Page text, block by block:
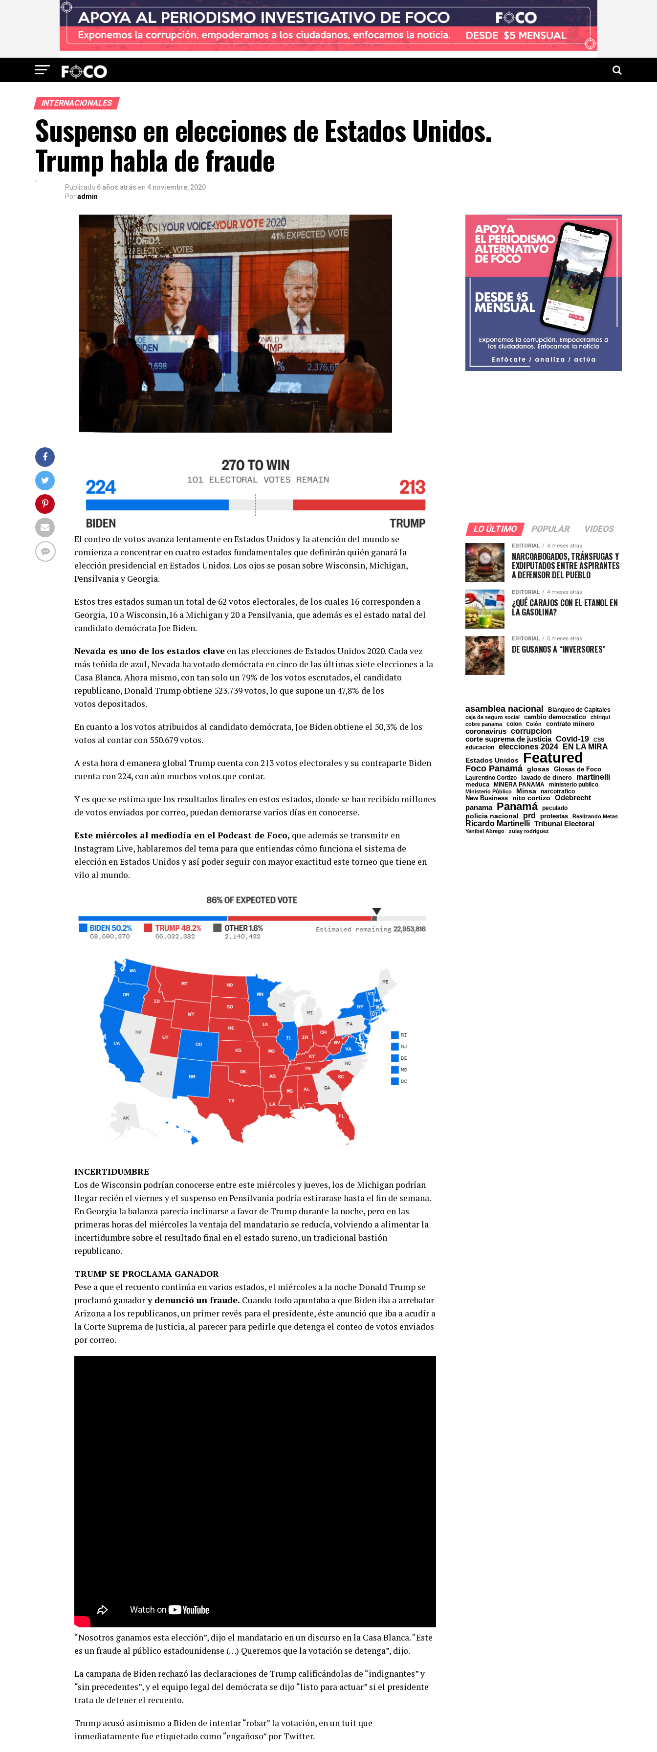
INTERNACIONALES
Suspenso en elecciones de Estados Unidos.
Trump habla de fraude
Publicado 6 años atrás en 4 noviembre, 2020
Poradmin
El conteo de votos avanza lentamente en Estados Unidos y la atención del mundo se
comienza a concentrar en cuatro estados fundamentales que definirán quién ganará la
elección presidencial en Estados Unidos. Los ojos se posan sobre Wisconsin, Michigan,
Pensilvania y Georgia.
Estos tres estados suman un total de 62 votos electorales, de los cuales 16 corresponden a
Georgia, 10 a Wisconsin,16 a Michigan y 20 a Pensilvania, que además es el estado natal del
candidato demócrata Joe Biden.
Nevada es uno de los estados clave en las elecciones de Estados Unidos 2020. Cada vez
más teñida de azul, Nevada ha votado demócrata en cinco de las últimas siete elecciones a la
Casa Blanca. Ahora mismo, con tan solo un 79% de los votos escrutados, el candidato
republicano, Donald Trump obtiene 523.739 votos, lo que supone un 47,8% de los
votos depositados.
En cuanto a los votos atribuidos al candidato demócrata, Joe Biden obtiene el 50,3% de los
votos al contar con 550.679 votos.
A esta hora d emanera global Trump cuenta con 213 votos electorales y su contraparte Biden
cuenta con 224, con aún muchos votos que contar.
Y es que se estima que los resultados finales en estos estados, donde se han recibido millones
de votos enviados por correo, puedan demorarse varios días en conocerse.
Este miércoles al mediodía en el Podcast de Foco, que además se transmite en
Instagram Live, hablaremos del tema para que entiendas cómo funciona el sistema de
elección en Estados Unidos y así poder seguir con mayor exactitud este torneo que tiene en
vilo al mundo.
INCERTIDUMBRE
Los de Wisconsin podrían conocerse entre este miércoles y jueves, los de Michigan podrían
llegar recién el viernes y el suspenso en Pensilvania podría estirarase hasta el fin de semana.
En Georgia la balanza parecía inclinarse a favor de Trump durante la noche, pero en las
primeras horas del miércoles la ventaja del mandatario se reducía, volviendo a alimentar la
incertidumbre sobre el resultado final en el estado sureño, un tradicional bastión
republicano.
TRUMP SE PROCLAMA GANADOR
Pese a que el recuento continúa en varios estados, el miércoles a la noche Donald Trump se
proclamó ganadory denunció un fraude. Cuando todo apuntaba a que Biden iba a arrebatar
Arizona a los republicanos, un primer revés para el presidente, éste anunció que iba a acudir a
la Corte Suprema de Justicia, al parecer para pedirle que detenga el conteo de votos enviados
por correo.
“Nosotros ganamos esta elección”, dijo el mandatario en un discurso en la Casa Blanca. “Este
es un fraude al público estadounidense (…) Queremos que la votación se detenga”, dijo.
La campaña de Biden rechazó las declaraciones de Trump calificándolas de “indignantes” y
“sin precedentes”, y el equipo legal del demócrata se dijo “listo para actuar” si el presidente
trata de detener el recuento.
Trump acusó asimismo a Biden de intentar “robar” la votación, en un tuit que
inmediatamente fue etiquetado como “engañoso” por Twitter.
LO ÚLTIMO POPULAR VIDEOS
EDITORIAL 4 meses atrás
NARCOABOGADOS, TRÁNSFUGAS Y
EXDIPUTADOS ENTRE ASPIRANTES
A DEFENSOR DEL PUEBLO
EDITORIAL 4 meses atrás
¿QUÉ CARAJOS CON EL ETANOL EN
LA GASOLINA?
EDITORIAL 5 meses atrás
DE GUSANOS A “INVERSORES”
asamblea nacional Blanqueo de Capitales
caja de seguro social cambio democratico
chiriqui
cobre panama
colon Colón contrato minero
coronavirus corrupcion
corte suprema de justicia Covid-19 CSS
educacion elecciones 2024 EN LA MIRA
Estados Unidos Featured
Foco Panamá glosas Glosas de Foco
Laurentino Cortizo lavado de dinero martinelli
meduca MINERA PANAMA ministerio publico
Ministerio Público Minsa
narcotrafico
New Business
nito cortizo Odebrecht
panama Panamá peculado
policia nacional prd protestas Realizando Metas
Ricardo Martinelli Tribunal Electoral
Yanibel Abrego zulay rodriguez